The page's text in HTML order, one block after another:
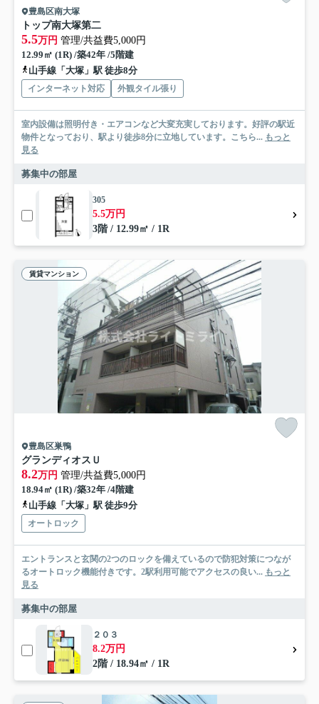
豊島区南大塚
トップ南大塚第二
5.5万円 管理/共益費5,000円
12.99㎡ (1R) /築42年 /5階建
山手線「大塚」駅 徒歩8分
インターネット対応 外観タイル張り
室内設備は照明付き・エアコンなど大変充実しております。好評の駅近
物件となっており、駅より徒歩8分に立地しています。こちら... もっと
見る
募集中の部屋
305
5.5万円
3階 / 12.99㎡ / 1R
賃貸マンション
豊島区巣鴨
グランディオスＵ
8.2万円 管理/共益費5,000円
18.94㎡ (1R) /築32年 /4階建
山手線「大塚」駅 徒歩9分
オートロック
エントランスと玄関の2つのロックを備えているので防犯対策につなが
るオートロック機能付きです。2駅利用可能でアクセスの良い... もっと
見る
募集中の部屋
２０３
8.2万円
2階 / 18.94㎡ / 1R